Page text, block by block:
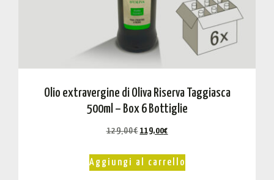
Olio extravergine di Oliva Riserva Taggiasca
500ml – Box 6 Bottiglie
129,00€ 119,00€
Aggiungi al carrello